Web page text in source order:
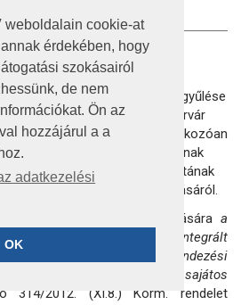
weboldalain cookie-at
érdekében, hogy
szokásairól
de nem
Ön az
hozzájárul a a
adatkezelési
OK
Város Önkormányzat Közgyűlése
döntött Székesfehérvár
programozási időszakra vonatkozóan
Stratégiájának
félidei felülvizsgálatának
döntött az ITS módosításáról.
egyeztetésére és elfogadására a
koncepcióról, az integrált
és a településrendezési
egyes településrendezési sajátos
314/2012. (XI.8.) Korm. rendelet